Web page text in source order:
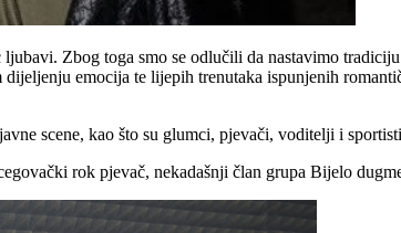
Zbog toga smo se odlučili da nastavimo
emocija te lijepih trenutaka ispunjenih
scene, kao što su glumci, pjevači, voditelji i
rok pjevač, nekadašnji član grupa Bijelo